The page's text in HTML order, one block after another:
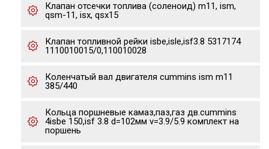
Клапан отсечки топлива (соленоид) m11, ism,
qsm-11, isx, qsx15
Клапан топливной рейки isbe,isle,isf3.8 5317174
1110010015/0,110010028
Коленчатый вал двигателя cummins ism m11
385/440
Кольца поршневые камаз,паз,газ дв.cummins
4isbe 150,isf 3.8 d=102мм v=3.9/5.9 комплект на
поршень